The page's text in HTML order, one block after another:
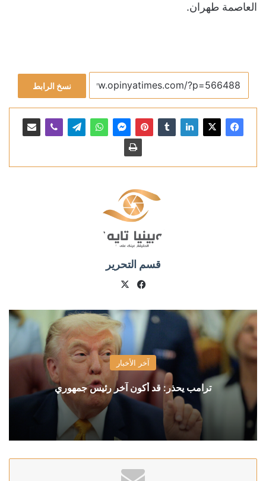
العاصمة طهران.
نسخ الرابط
قسم التحرير
فيسبوك
آخر الأخبار
ترامب يحذر: قد أكون آخر رئيس جمهوري